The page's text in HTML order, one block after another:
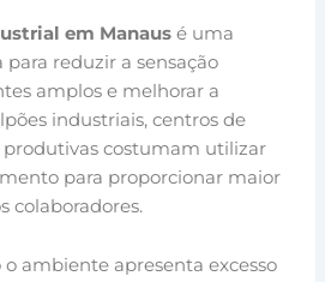
em Manaus é uma
reduzir a sensação
amplos e melhorar a
industriais, centros de
produtivas costumam utilizar
para proporcionar maior
colaboradores.
ambiente apresenta excesso